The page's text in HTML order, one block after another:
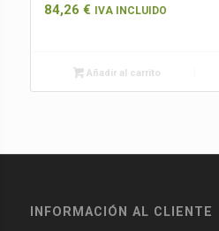
84,26 € IVA INCLUIDO
Añadir al carrito
INFORMACIÓN AL CLIENTE